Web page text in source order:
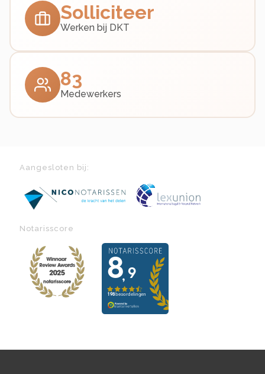
Solliciteer
Werken bij DKT
83
Medewerkers
Aangesloten bij:
Notarisscore